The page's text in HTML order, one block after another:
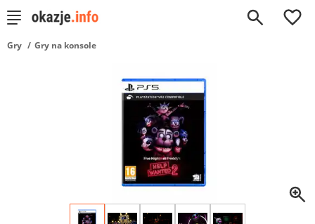
0
Gry Gry na konsole